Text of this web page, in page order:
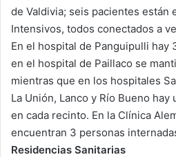
de Valdivia; seis pacientes están
Intensivos, todos conectados a
En el hospital de Panguipulli hay
en el hospital de Paillaco se
mientras que en los hospitales
La Unión, Lanco y Río Bueno
en cada recinto. En la Clínica
encuentran 3 personas
Residencias Sanitarias